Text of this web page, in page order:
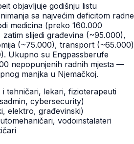
objavljuje godišnju listu
sa najvećim deficitom radne
medicina (preko 160.000
slijedi građevina (~95.000),
(~75.000), transport (~65.000)
Ukupno su Engpassberufe
nepopunjenih radnih mjesta —
manjka u Njemačkoj.
i tehničari, lekari, fizioterapeuti
cybersecurity)
elektro, građevinski)
vodoinstalateri